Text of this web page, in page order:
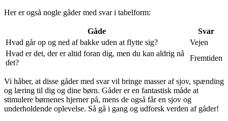
Her er også nogle gåder med svar i tabelform:
Gåde
Svar
Hvad går op og ned af bakke uden at flytte sig?
Vejen
Hvad er det, der er altid foran dig, men du kan aldrig nå
det?
Fremtiden
Vi håber, at disse gåder med svar vil bringe masser af sjov, spænding
og læring til dig og dine børn. Gåder er en fantastisk måde at
stimulere børnenes hjerner på, mens de også får en sjov og
underholdende oplevelse. Så gå i gang og udforsk verden af gåder!